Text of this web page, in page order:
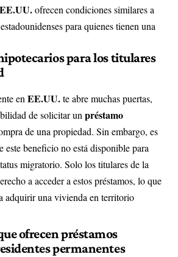
EE.UU.ofrecen condiciones similares a
para quienes tienen una
para los titulares
en EE.UU.te abre muchas puertas,
de solicitar un préstamo
de una propiedad. Sin embargo, es
este beneficio no está disponible para
migratorio. Solo los titulares de la
a acceder a estos préstamos, lo que
adquirir una vivienda en territorio
ofrecen préstamos
permanentes